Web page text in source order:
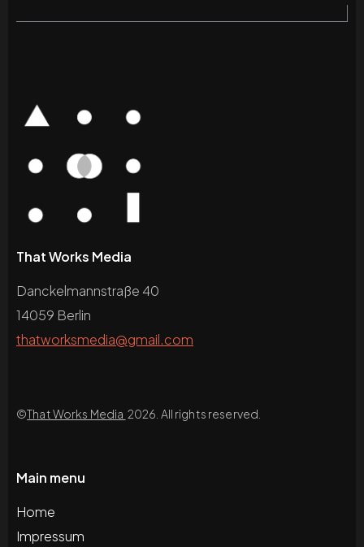
That Works Media
Danckelmannstraße 40
14059 Berlin
thatworksmedia@gmail.com
©That Works Media 2026. All rights reserved.
Main menu
Home
Impressum